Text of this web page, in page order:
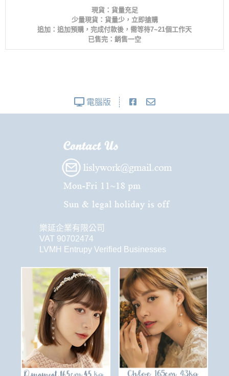
現貨：貨量充足
少量現貨：貨量少，立即搶購
追加：追加預購，完成付款後，需等待7~21個工作天
已售完：銷售一空
電腦版
樂延企業有限公司
VAT 90702474
LVMH Entrupy Verified Businesses